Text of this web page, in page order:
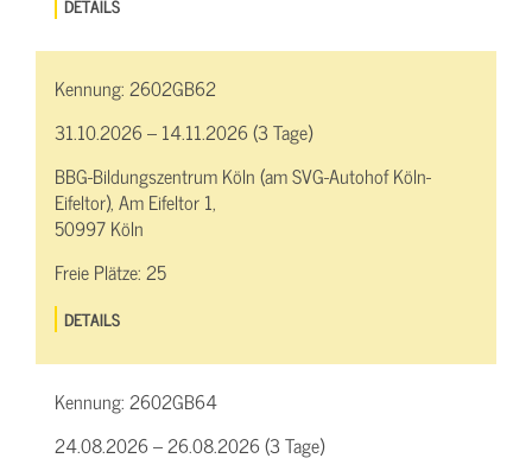
Kennung:2602GB62
31.10.2026 – 14.11.2026 (3 Tage)
BBG-Bildungszentrum Köln (am SVG-Autohof Köln-
Eifeltor), Am Eifeltor 1,
50997 Köln
Freie Plätze:25
DETAILS
Kennung:2602GB64
24.08.2026 – 26.08.2026 (3 Tage)